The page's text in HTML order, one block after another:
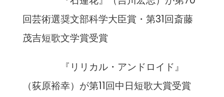
回芸術選奨文部科学大臣賞・第31回斎藤
茂吉短歌文学賞受賞
『リリカル・アンドロイド』
（荻原裕幸）が第11回中日短歌大賞受賞